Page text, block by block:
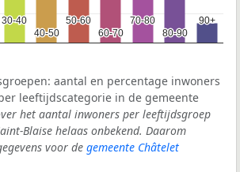
30-40
30-40
40-50
40-50
50-60
50-60
60-70
60-70
70-80
70-80
80-90
80-90
90+
90+
aantal en percentage inwoners
leeftijdscategorie in de gemeente
het aantal inwoners per leeftijdsgroep
Blaise helaas onbekend. Daarom
voor de gemeente Châtelet